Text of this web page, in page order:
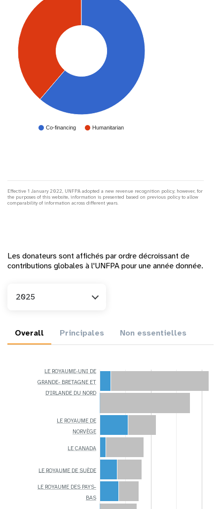
Co-financing Humanitarian
Effective 1 January 2022, UNFPA adopted a new revenue recognition policy; however, for
the purposes of this website, information is presented based on previous policy to allow
comparability of information across different years.
Les donateurs sont affichés par ordre décroissant de
contributions globales à l'UNFPA pour une année donnée.
2025
Overall Principales Non essentielles
LE ROYAUME-UNI DE
GRANDE- BRETAGNE ET
D'IRLANDE DU NORD
LE ROYAUME DE
NORVÈGE
LE CANADA
LE ROYAUME DE SUÈDE
LE ROYAUME DES PAYS-
BAS